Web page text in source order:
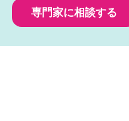
専門家に相談する